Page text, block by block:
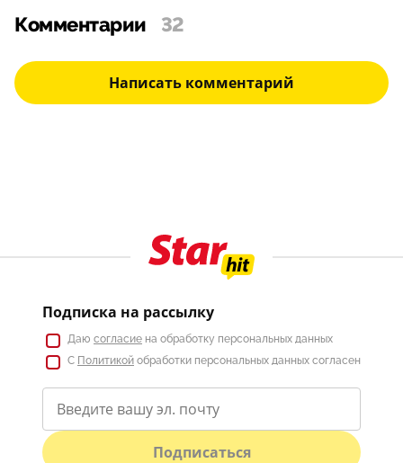
Комментарии 32
Написать комментарий
Подписка на рассылку
Даю согласие на обработку персональных данных
С Политикой обработки персональных данных согласен
Подписаться